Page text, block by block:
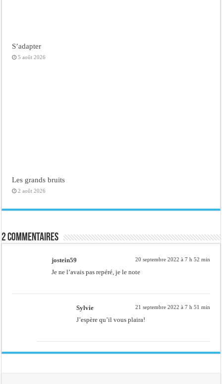
S’adapter
5 août 2026
Les grands bruits
2 août 2026
2 commentaires
jostein59 20 septembre 2022 à 7 h 52 min
Je ne l’avais pas repéré, je le note
Sylvie 21 septembre 2022 à 7 h 51 min
J’espère qu’il vous plaira!